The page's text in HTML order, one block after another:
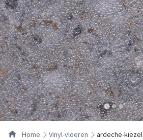
Home vinyl-vloeren ardeche-kiezel